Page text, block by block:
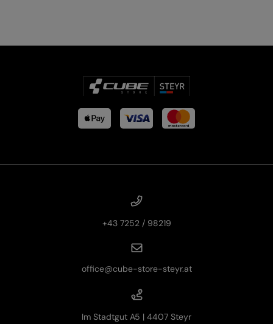
+43 7252 / 98219
office@cube-store-steyr.at
Im Stadtgut A5 | 4407 Steyr